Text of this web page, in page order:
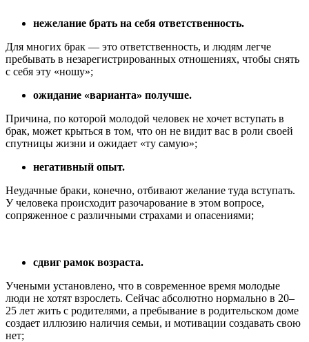
нежелание брать на себя ответственность.
Для многих брак — это ответственность, и людям легче
пребывать в незарегистрированных отношениях, чтобы снять
с себя эту «ношу»;
ожидание «варианта» получше.
Причина, по которой молодой человек не хочет вступать в
брак, может крыться в том, что он не видит вас в роли своей
спутницы жизни и ожидает «ту самую»;
негативный опыт.
Неудачные браки, конечно, отбивают желание туда вступать.
У человека происходит разочарование в этом вопросе,
сопряженное с различными страхами и опасениями;
сдвиг рамок возраста.
Учеными установлено, что в современное время молодые
люди не хотят взрослеть. Сейчас абсолютно нормально в 20–
25 лет жить с родителями, а пребывание в родительском доме
создает иллюзию наличия семьи, и мотивации создавать свою
нет;